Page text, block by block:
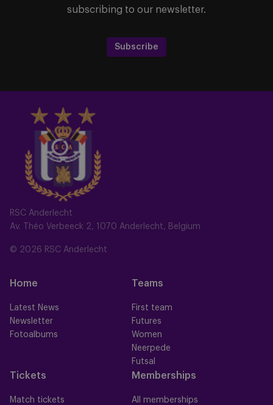
RSC Anderlecht
Av. Théo Verbeeck 2, 1070 Anderlecht, Belgium
© 2026 RSC Anderlecht
Home
Latest News
Newsletter
Fotoalbums
Teams
First team
Futures
Women
Neerpede
Futsal
Tickets
Match tickets
Memberships
All memberships
subscribing to our newsletter.
Subscribe